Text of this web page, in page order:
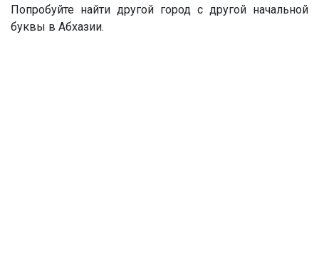
Попробуйте найти другой город с другой начальной
буквы в Абхазии.